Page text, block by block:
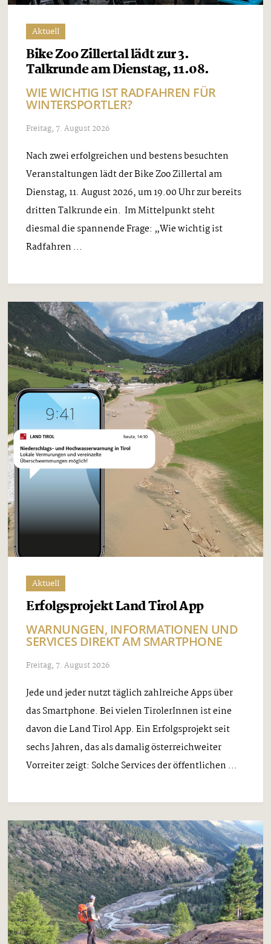
Aktuell
Bike Zoo Zillertal lädt zur 3.
Talkrunde am Dienstag, 11.08.
WIE WICHTIG IST RADFAHREN FÜR
WINTERSPORTLER?
Freitag, 7. August 2026
Nach zwei erfolgreichen und bestens besuchten
Veranstaltungen lädt der Bike Zoo Zillertal am
Dienstag, 11. August 2026, um 19.00 Uhr zur bereits
dritten Talkrunde ein. Im Mittelpunkt steht
diesmal die spannende Frage: „Wie wichtig ist
Radfahren ...
Aktuell
Erfolgsprojekt Land Tirol App
WARNUNGEN, INFORMATIONEN UND
SERVICES DIREKT AM SMARTPHONE
Freitag, 7. August 2026
Jede und jeder nutzt täglich zahlreiche Apps über
das Smartphone. Bei vielen TirolerInnen ist eine
davon die Land Tirol App. Ein Erfolgsprojekt seit
sechs Jahren, das als damalig österreichweiter
Vorreiter zeigt: Solche Services der öffentlichen ...